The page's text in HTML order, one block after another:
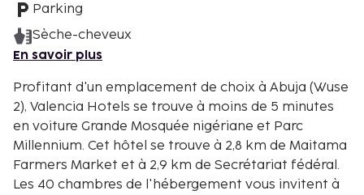
Parking
Sèche-cheveux
En savoir plus
Profitant d'un emplacement de choix à Abuja (Wuse
2), Valencia Hotels se trouve à moins de 5 minutes
en voiture Grande Mosquée nigériane et Parc
Millennium. Cet hôtel se trouve à 2,8 km de Maitama
Farmers Market et à 2,9 km de Secrétariat fédéral.
Les 40 chambres de l'hébergement vous invitent à